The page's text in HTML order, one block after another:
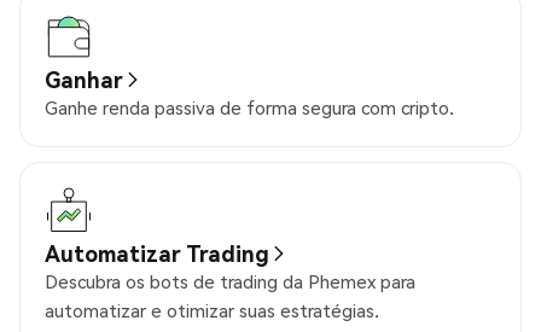
Ganhar
Ganhe renda passiva de forma segura com cripto.
Automatizar Trading
Descubra os bots de trading da Phemex para
automatizar e otimizar suas estratégias.